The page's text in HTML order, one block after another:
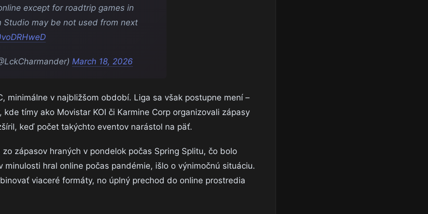
except for roadtrip games in
Studio may be not used from next
March 18, 2026
minimálne v najbližšom období. Liga sa však postupne mení –
tímy ako Movistar KOI či Karmine Corp organizovali zápasy
keď počet takýchto eventov narástol na päť.
zápasov hraných v pondelok počas Spring Splitu, čo bolo
hral online počas pandémie, išlo o výnimočnú situáciu.
viaceré formáty, no úplný prechod do online prostredia